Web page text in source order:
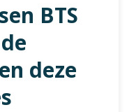
BTS
deze